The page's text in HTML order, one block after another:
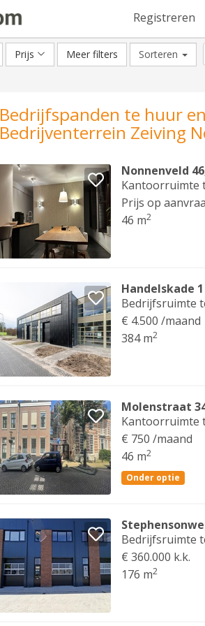
Registreren
Prijs Meer filters Sorteren
Bedrijfspanden te huur
Bedrijventerrein Zeiving
Nonnenveld
Kantoorruimte
Prijs op
46 m2
Handelskade
Bedrijfsruimte
€ 4.500 /maand
384 m2
Molenstraat
Kantoorruimte
€ 750 /maand
46 m2
Onder optie
Bedrijfsruimte
€ 360.000 k.k.
176 m2